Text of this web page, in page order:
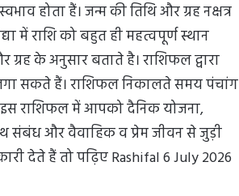
होता हैं। जन्म की तिथि और ग्रह नक्षत्र
में राशि को बहुत ही महत्वपूर्ण स्थान
ग्रह के अनुसार बताते है। राशिफल द्वारा
सकते हैं। राशिफल निकालते समय पंचांग
राशिफल में आपको दैनिक योजना,
संबंध और वैवाहिक व प्रेम जीवन से जुड़ी
देते हैं तो पढ़िए Rashifal 6 July 2026